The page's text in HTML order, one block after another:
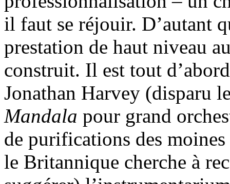
il faut se réjouir. D’autant
prestation de haut niveau
construit. Il est tout
Jonathan Harvey (disparu
Mandala pour grand
de purifications des
le Britannique cherche à